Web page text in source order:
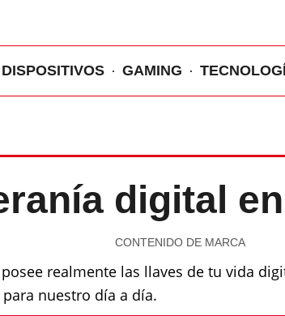
DISPOSITIVOS GAMING
digital
CONTENIDO DE MARCA
realmente las llaves de tu vida
nuestro día a día.